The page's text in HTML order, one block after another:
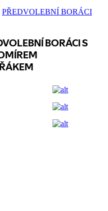
PŘEDVOLEBNÍ BORÁCI